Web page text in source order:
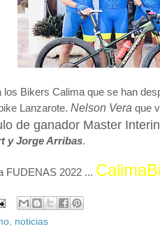
los Bikers Calima que se han
Lanzarote. Nelson Vera que
de ganador Master
y Jorge Arribas.
FUDENAS 2022 ...
, noticias